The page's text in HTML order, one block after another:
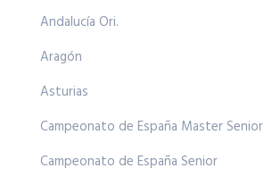
Andalucía Ori.
Aragón
Asturias
Campeonato de España Master Senior
Campeonato de España Senior